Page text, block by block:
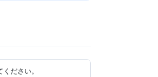
ださい。